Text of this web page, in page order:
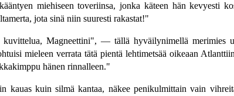
miehiseen toveriinsa, jonka käteen hän kevyesti
jota sinä niin suuresti rakastat!"
Magneettini", — tällä hyväilynimellä merimies
mieleen verrata tätä pientä lehtimetsää oikeaan
hänen rinnalleen."
kauas kuin silmä kantaa, näkee penikulmittain vain